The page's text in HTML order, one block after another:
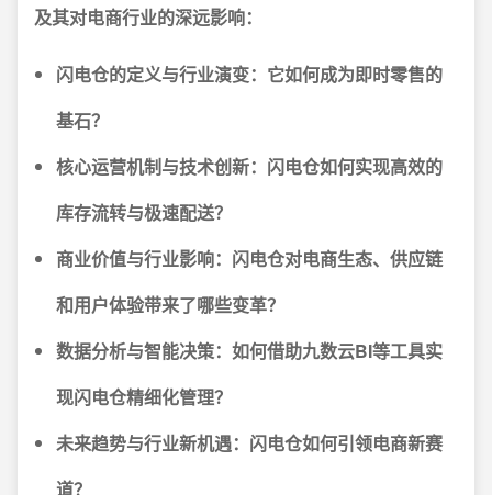
及其对电商行业的深远影响：
闪电仓的定义与行业演变：它如何成为即时零售的
基石？
核心运营机制与技术创新：闪电仓如何实现高效的
库存流转与极速配送？
商业价值与行业影响：闪电仓对电商生态、供应链
和用户体验带来了哪些变革？
数据分析与智能决策：如何借助九数云BI等工具实
现闪电仓精细化管理？
未来趋势与行业新机遇：闪电仓如何引领电商新赛
道？